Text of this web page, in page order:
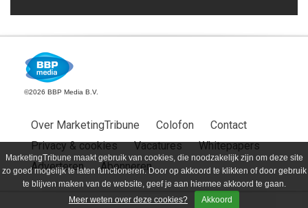
MarketingTribune maakt gebruik van cookies, die noodzakelijk zijn om deze site
zo goed mogelijk te laten functioneren. Door op akkoord te klikken of door gebruik
te blijven maken van de website, geef je aan hiermee akkoord te gaan.
Meer weten over deze cookies?
Akkoord
©2026 BBP Media B.V.
Over MarketingTribune Colofon
Contact
Privacy & cookies
Vacatures
Whitepapers
Adverteren
Abonneren